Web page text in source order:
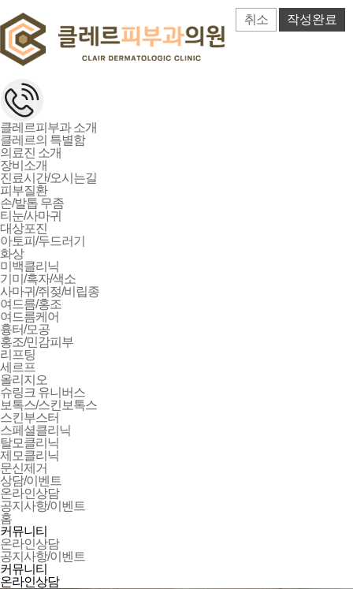
클레르피부과 소개
클레르의 특별함
의료진 소개
장비소개
진료시간/오시는길
피부질환
손/발톱 무좀
티눈/사마귀
대상포진
아토피/두드러기
화상
미백클리닉
기미/흑자/색소
사마귀/쥐젖/비립종
여드름/홍조
여드름케어
흉터/모공
홍조/민감피부
리프팅
세르프
올리지오
슈링크 유니버스
보톡스/스킨보톡스
스킨부스터
스페셜클리닉
탈모클리닉
제모클리닉
문신제거
상담/이벤트
온라인상담
공지사항/이벤트
홈
커뮤니티
온라인상담
공지사항/이벤트
커뮤니티
온라인상담
취소